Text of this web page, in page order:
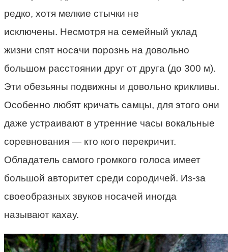
редко, хотя мелкие стычки не
исключены. Несмотря на семейный уклад
жизни спят носачи порознь на довольно
большом расстоянии друг от друга (до 300 м).
Эти обезьяны подвижны и довольно крикливы.
Особенно любят кричать самцы, для этого они
даже устраивают в утренние часы вокальные
соревнования — кто кого перекричит.
Обладатель самого громкого голоса имеет
большой авторитет среди сородичей. Из-за
своеобразных звуков носачей иногда
называют кахау.